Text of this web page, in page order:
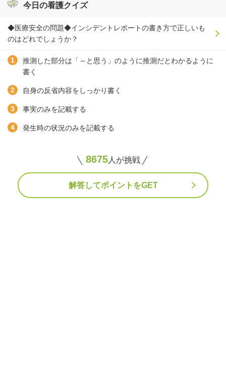
今日の看護クイズ
◆医療安全の問題◆インシデントレポートの書き方で正しいも
のはどれでしょうか？
推測した部分は「～と思う」のように推測だとわかるように
書く
自身の反省内容をしっかり書く
事実のみを記載する
発生時の状況のみを記載する
8675 人が挑戦
解答してポイントをGET